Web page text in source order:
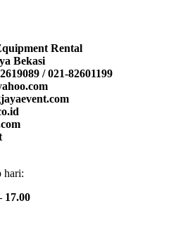
Rental
Bekasi
/ 021-82601199
hari:
17.00